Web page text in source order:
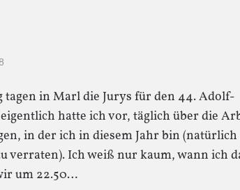
tagen in Marl die Jurys für den 44. Adolf-
hatte ich vor, täglich über die
in der ich in diesem Jahr bin (natürlich
verraten). Ich weiß nur kaum, wann ich
um 22.50…